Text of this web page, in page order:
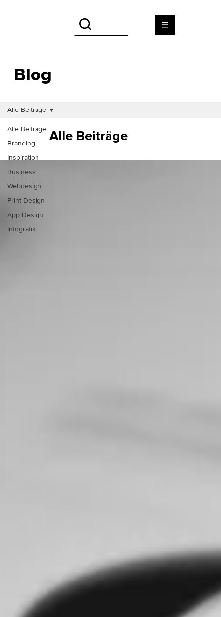
Blog
Alle Beiträge
Branding
Inspiration
Business
Webdesign
Print Design
App Design
Infografik
Alle Beiträge
Alle Beiträge